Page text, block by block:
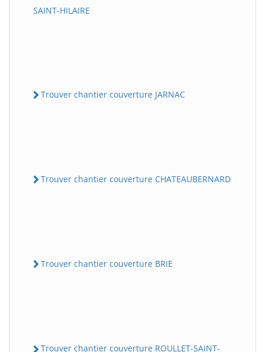
SAINT-HILAIRE
Trouver chantier couverture JARNAC
Trouver chantier couverture CHATEAUBERNARD
Trouver chantier couverture BRIE
Trouver chantier couverture ROULLET-SAINT-